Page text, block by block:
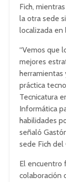
Fich,
la otra sede
localizada en
“Vemos que
mejores
herramientas
práctica
Tecnicatura
Informática
habilidades
señaló
sede Fich del
El encuentro
colaboración